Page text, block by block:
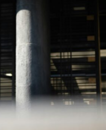
edelleen viime vuosien
vaikutukset. Inflaatio
katetaan myös